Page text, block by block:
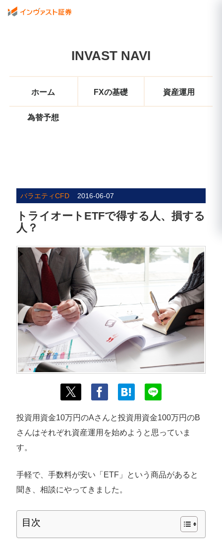
INVAST NAVI
ホーム FXの基礎 資産運用
為替予想
バラエティCFD 2016-06-07
トライオートETFで得する人、損する
人？
投資用資金10万円のAさんと投資用資金100万円のB
さんはそれぞれ資産運用を始めようと思っていま
す。
手軽で、手数料が安い「ETF」という商品があると
聞き、相談にやってきました。
目次